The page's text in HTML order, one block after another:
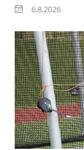
6.8.2026